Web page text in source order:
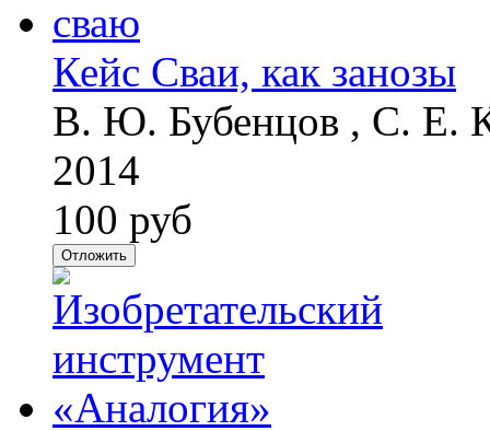
Кейс Сваи, как занозы
В. Ю. Бубенцов , С. Е.
2014
100 руб
Отложить